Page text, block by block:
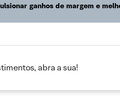
ganhos de margem e
abra a sua!